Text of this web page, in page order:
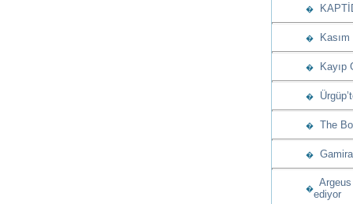
�
� Kasım
� Kayıp
�
� The
�
�ediyor